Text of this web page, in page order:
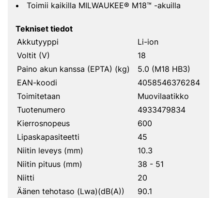
Toimii kaikilla MILWAUKEE® M18™ -akuilla
Tekniset tiedot
Akkutyyppi
Li-ion
Voltit (V)
18
Paino akun kanssa (EPTA) (kg)
5.0 (M18 HB3)
EAN-koodi
4058546376284
Toimitetaan
Muovilaatikko
Tuotenumero
4933479834
Kierrosnopeus
600
Lipaskapasiteetti
45
Niitin leveys (mm)
10.3
Niitin pituus (mm)
38 - 51
Niitti
20
Äänen tehotaso (Lwa)(dB(A))
90.1